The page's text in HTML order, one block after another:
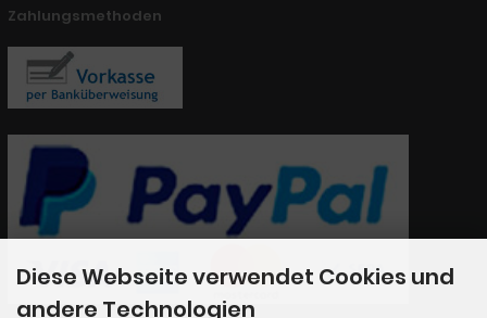
Zahlungsmethoden
Diese Webseite verwendet Cookies und
andere Technologien